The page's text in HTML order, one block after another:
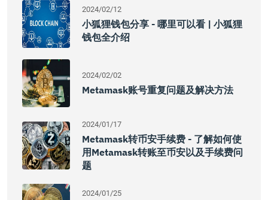
2024/02/12
小狐狸钱包分享 - 哪里可以看 | 小狐狸
钱包全介绍
2024/02/02
Metamask账号重复问题及解决方法
2024/01/17
Metamask转币安手续费 - 了解如何使
用Metamask转账至币安以及手续费问
题
2024/01/25